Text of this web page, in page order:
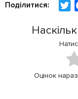
Поділитися:
i
t
t
e
r
Оцінок